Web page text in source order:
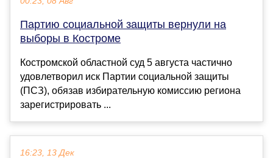
Партию социальной защиты вернули на
выборы в Костроме
Костромской областной суд 5 августа частично
удовлетворил иск Партии социальной защиты
(ПСЗ), обязав избирательную комиссию региона
зарегистрировать ...
16:23, 13 Дек